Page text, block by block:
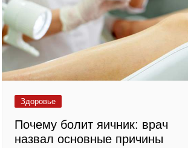
Здоровье
Почему болит яичник: врач
назвал основные причины